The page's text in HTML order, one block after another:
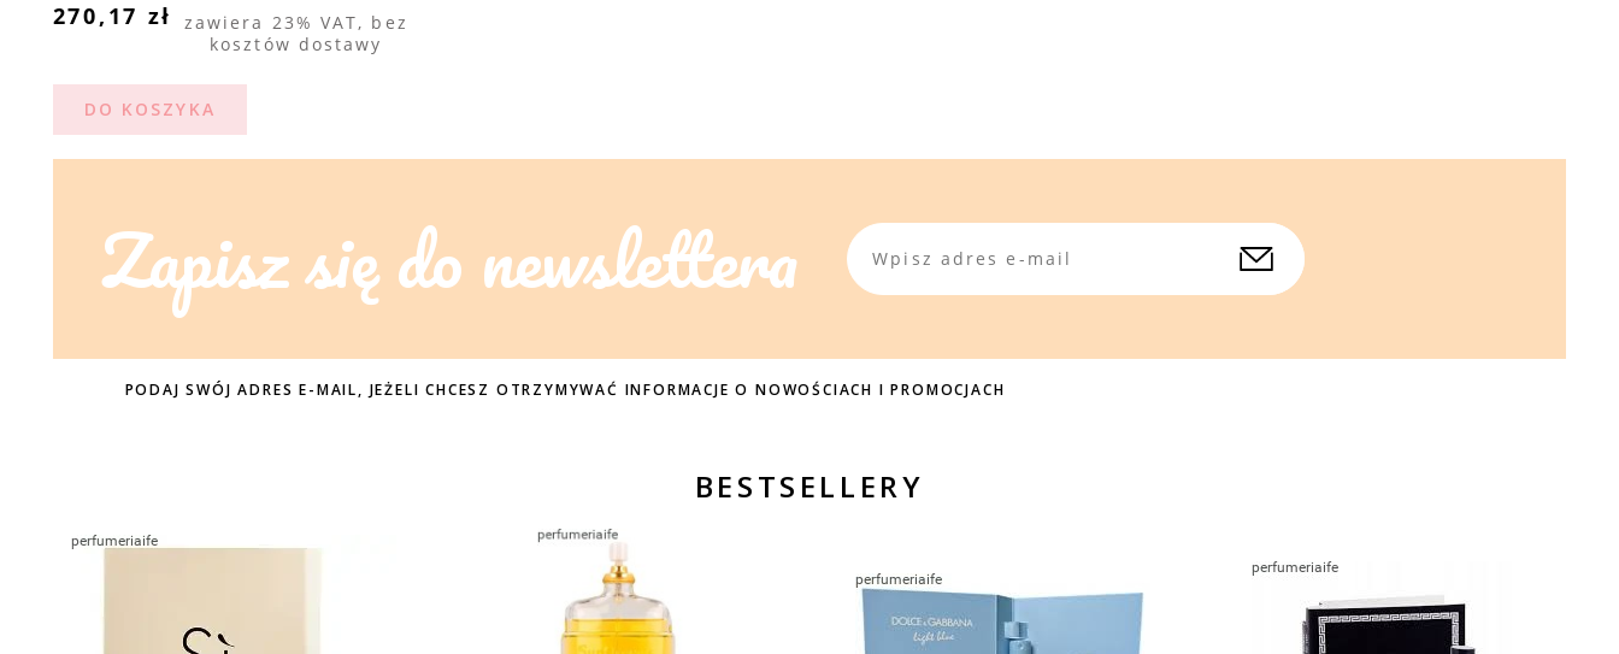
270,17 zł
zawiera 23% VAT, bez
kosztów dostawy
DO KOSZYKA
Zapisz się do newslettera
PODAJ SWÓJ ADRES E-MAIL, JEŻELI CHCESZ OTRZYMYWAĆ INFORMACJE O NOWOŚCIACH I PROMOCJACH
BESTSELLERY